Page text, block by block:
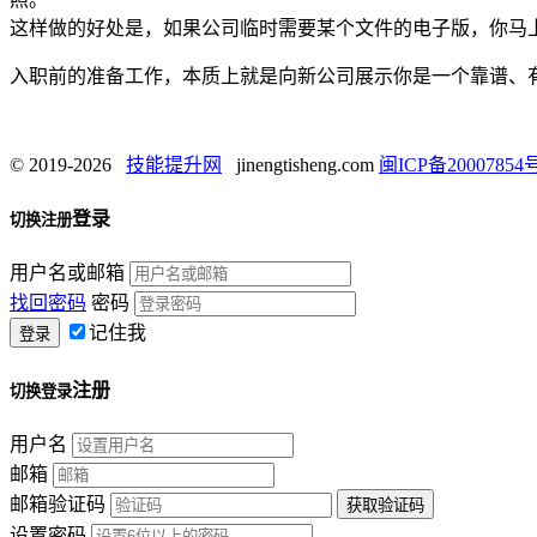
这样做的好处是，如果公司临时需要某个文件的电子版，你
入职前的准备工作，本质上就是向新公司展示你是一个靠谱
© 2019-2026 技能提升网 jinengtisheng.com 闽ICP备20007854
切换注册登录
用户名或邮箱
找回密码 密码
记住我
切换登录注册
用户名
邮箱
邮箱验证码